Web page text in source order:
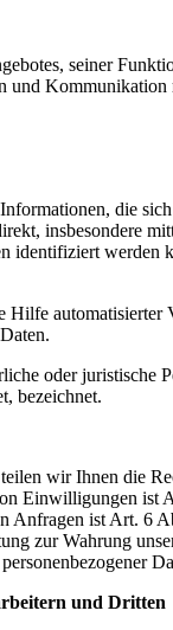
seiner
und Kommunikation
die
insbesondere
identifiziert
Hilfe
oder juristische
bezeichnet.
wir Ihnen die
Einwilligungen ist
Anfragen ist Art. 6
zur Wahrung
und Dritten